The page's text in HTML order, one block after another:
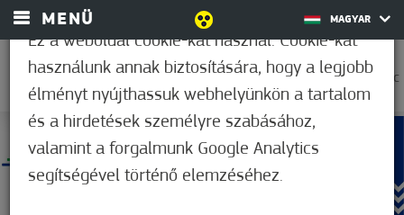
MENÜ MAGYAR
26,1°C
Ez a weboldal cookie-kat használ. Cookie-kat
használunk annak biztosítására, hogy a legjobb
élményt nyújthassuk webhelyünkön a tartalom
és a hirdetések személyre szabásához,
valamint a forgalmunk Google Analytics
segítségével történő elemzéséhez.